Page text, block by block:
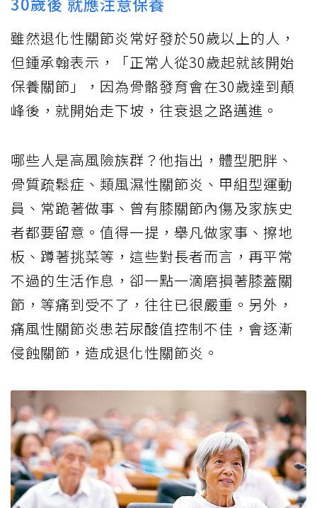
雖然退化性關節炎常好發於50歲以上的人，
但鍾承翰表示，「正常人從30歲起就該開始
保養關節」，因為骨骼發育會在30歲達到顛
峰後，就開始走下坡，往衰退之路邁進。
哪些人是高風險族群？他指出，體型肥胖、
骨質疏鬆症、類風濕性關節炎、甲組型運動
員、常跪著做事、曾有膝關節內傷及家族史
者都要留意。值得一提，舉凡做家事、擦地
板、蹲著挑菜等，這些對長者而言，再平常
不過的生活作息，卻一點一滴磨損著膝蓋關
節，等痛到受不了，往往已很嚴重。另外，
痛風性關節炎患若尿酸值控制不佳，會逐漸
侵蝕關節，造成退化性關節炎。